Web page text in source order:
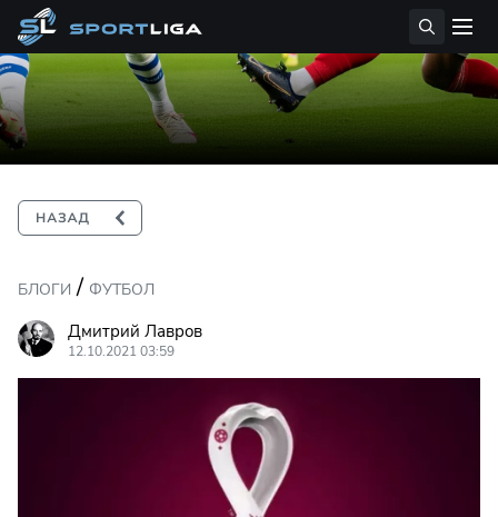
БЛОГИ / ФУТБОЛ
Дмитрий Лавров
12.10.2021 03:59